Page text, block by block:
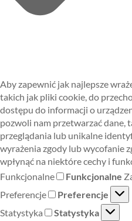
Aby zapewnić jak najlepsze
takich jak pliki cookie, do
dostępu do informacji o
pozwoli nam przetwarzać dane,
przeglądania lub unikalne
wyrażenia zgody lub wycofanie
wpłynąć na niektóre cechy i
Funkcjonalne
Funkcjonalne
Preferencje
Preferencje
Statystyka
Statystyka